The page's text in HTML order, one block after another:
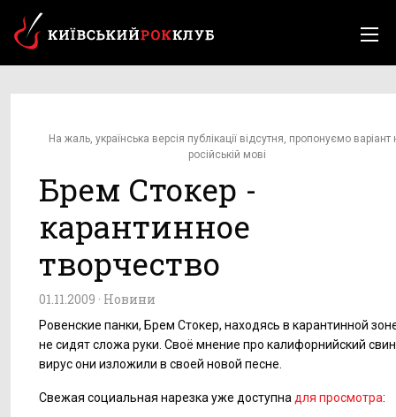
На жаль, українська версія публікації відсутня, пропонуємо варіант
російській мові
Брем Стокер -
карантинное
творчество
01.11.2009 · Новини
Ровенские панки, Брем Стокер, находясь в карантинной
не сидят сложа руки. Своё мнение про калифорнийский
вирус они изложили в своей новой песне.
Свежая социальная нарезка уже доступна для просмотра: